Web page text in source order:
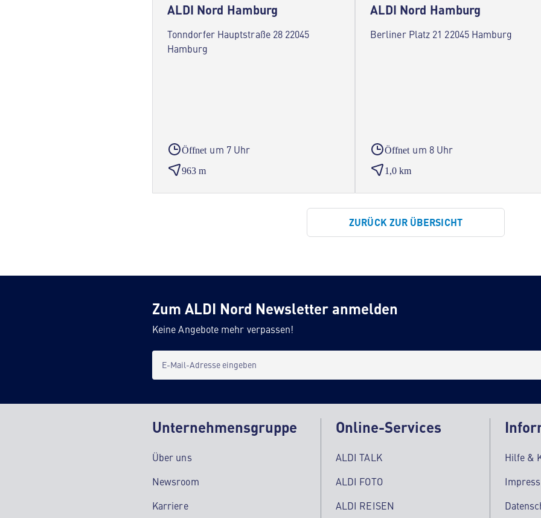
ALDI Nord Hamburg
Tonndorfer Hauptstraße 28 22045
Hamburg
Öffnet um 7 Uhr
963 m
ALDI Nord Hamburg
Berliner Platz 21 22045 Hamburg
Öffnet um 8 Uhr
1,0 km
ZURÜCK ZUR ÜBERSICHT
Zum ALDI Nord Newsletter anmelden
Keine Angebote mehr verpassen!
E-Mail-Adresse eingeben
Unternehmensgruppe
Über uns
Newsroom
Karriere
Online-Services
ALDI TALK
ALDI FOTO
ALDI REISEN
Hilfe &